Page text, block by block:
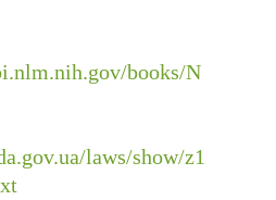
books/N
laws/show/z1